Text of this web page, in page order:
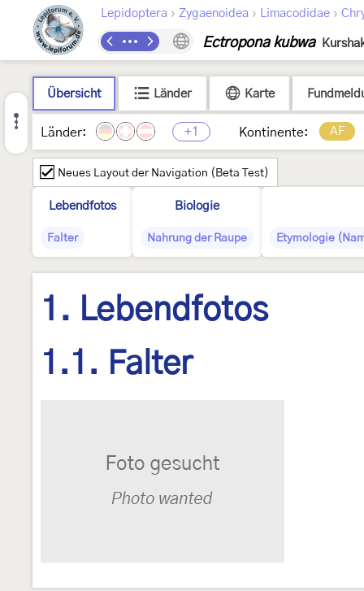
Lepidoptera › Zygaenoidea › Limacodidae ›
Ectropona kubwa
Übersicht Länder Karte
Länder: +1 Kontinente: AF
Neues Layout der Navigation (Beta Test)
Lebendfotos
Falter
Biologie
Nahrung der Raupe Etymologie
1. Lebendfotos
1.1. Falter